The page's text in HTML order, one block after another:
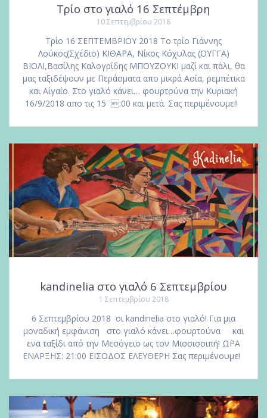
Τρίο στο γιαλό 16 Σεπτέμβρη
10 Σεπτεμβρίου 2018
Τρίο 16 ΣΕΠΤΕΜΒΡΙΟΥ 2018 Το τρίο Γιάννης
Λούκος(Σχέδιο) ΚΙΘΑΡΑ, Νίκος Κόχυλας (ΟΥΓΓΑ)
ΒΙΟΛΙ,Βασίλης Καλογρίδης ΜΠΟΥΖΟΥΚΙ μαζί και πάλι, θα
μας ταξιδέψουν με Περάσματα απο μικρά Ασία, ρεμπέτικα
και Αίγαίο. Στο γιαλό κάνει… φουρτούνα την Κυριακή
16/9/2018 απο τις 15¨:00 και μετά. Σας περιμένουμε!!
kandinelia στο γιαλό 6 Σεπτεμβρίου
1 Σεπτεμβρίου 2018
6 Σεπτεμβρίου 2018 οι kandinelia στο γιαλό! Για μια
μοναδική εμφάνιση στο γιαλό κάνει…φουρτούνα και
ενα ταξίδι από την Μεσόγειο ως τον Μισσισσιπή! ΩΡΑ
ΕΝΑΡΞΗΣ: 21:00 ΕΙΣΟΔΟΣ ΕΛΕΥΘΕΡΗ Σας περιμένουμε!